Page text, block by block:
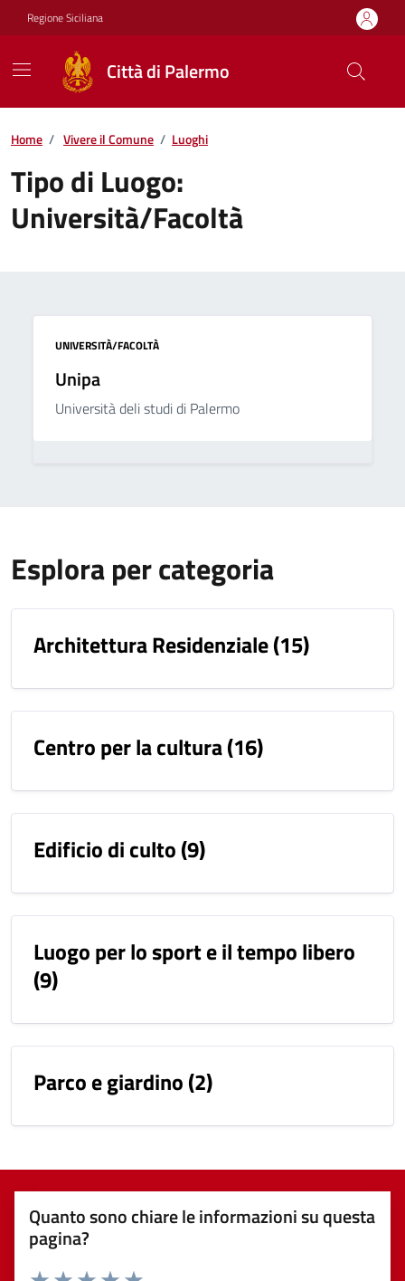
Vai ai contenuti
Vai al footer
Regione Siciliana
Città di Palermo
Home / Vivere il Comune / Luoghi
Tipo di Luogo:
Università/Facoltà
UNIVERSITÀ/FACOLTÀ
Unipa
Università deli studi di Palermo
Esplora per categoria
Architettura Residenziale(15)
Centro per la cultura(16)
Edificio di culto(9)
Luogo per lo sport e il tempo libero
(9)
Parco e giardino(2)
Quanto sono chiare le informazioni su questa
pagina?